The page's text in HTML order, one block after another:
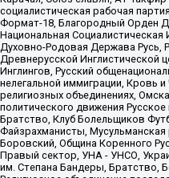
социалистическая рабочая
Формат-18, Благородный Орден
Национальная Социалистическая
Духовно-Родовая Держава Русь,
Древнерусской Инглистической
Инглингов, Русский
нелегальной иммиграции, Кровь
религиозных объединениях,
политического движения
Братство, Клуб Болельщиков
Файзрахманисты, Мусульманская
Боровский, Община Коренного
Правый сектор, УНА - УНСО,
им. Степана Бандеры, Братство,